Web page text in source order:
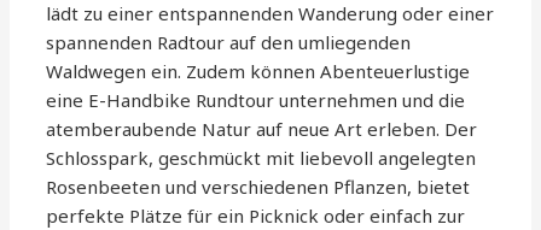
lädt zu einer entspannenden Wanderung oder einer
spannenden Radtour auf den umliegenden
Waldwegen ein. Zudem können Abenteuerlustige
eine E-Handbike Rundtour unternehmen und die
atemberaubende Natur auf neue Art erleben. Der
Schlosspark, geschmückt mit liebevoll angelegten
Rosenbeeten und verschiedenen Pflanzen, bietet
perfekte Plätze für ein Picknick oder einfach zur